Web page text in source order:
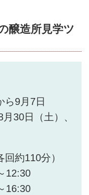
醸造所見学ツ
ら9月7日
30日（土）、
約110分）
12:30
16:30